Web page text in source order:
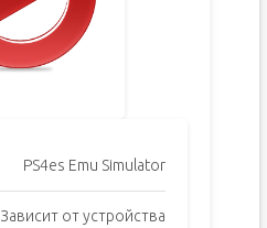
PS4es Emu Simulator
Зависит от устройства